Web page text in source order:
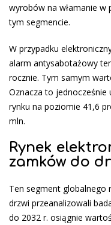
wyrobów na włamanie
tym segmencie.
W przypadku
alarm antysabotażowy
rocznie. Tym samym
Oznacza to jednocześnie
rynku na poziomie 41,6
mln.
Rynek
zamków do
Ten segment globalnego
drzwi przeanalizowali
do 2032 r. osiągnie